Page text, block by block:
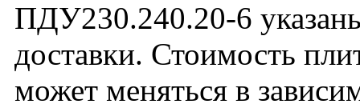
ПДУ230.240.20-6
доставки. Стоимость
может меняться в